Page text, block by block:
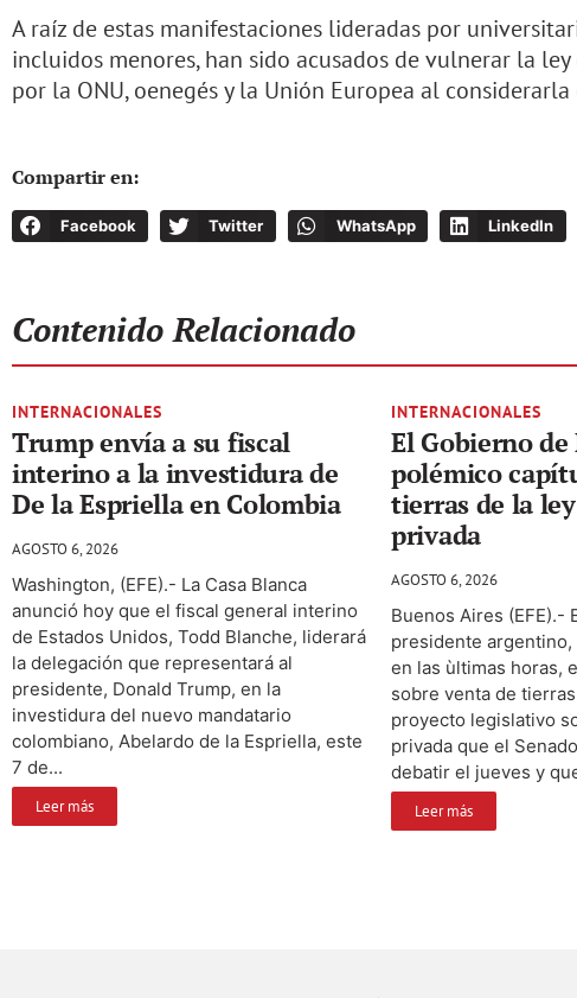
A raíz de estas manifestaciones lideradas por
incluidos menores, han sido acusados de vulnerar la
por la ONU, oenegés y la Unión Europea al
Compartir en:
Facebook Twitter WhatsApp LinkedIn
Contenido Relacionado
INTERNACIONALES
Trump envía a su fiscal
interino a la investidura de
De la Espriella en Colombia
AGOSTO 6, 2026
Washington, (EFE).- La Casa Blanca
anunció hoy que el fiscal general interino
de Estados Unidos, Todd Blanche, liderará
la delegación que representará al
presidente, Donald Trump, en la
investidura del nuevo mandatario
colombiano, Abelardo de la Espriella, este
7 de...
Leer más
INTERNACIONALES
El Gobierno
polémico
tierras de la
privada
AGOSTO 6, 2026
Buenos Aires (EFE).-
presidente
en las ùltimas horas,
sobre venta de
proyecto legislativo
privada que el
debatir el jueves y
Leer más